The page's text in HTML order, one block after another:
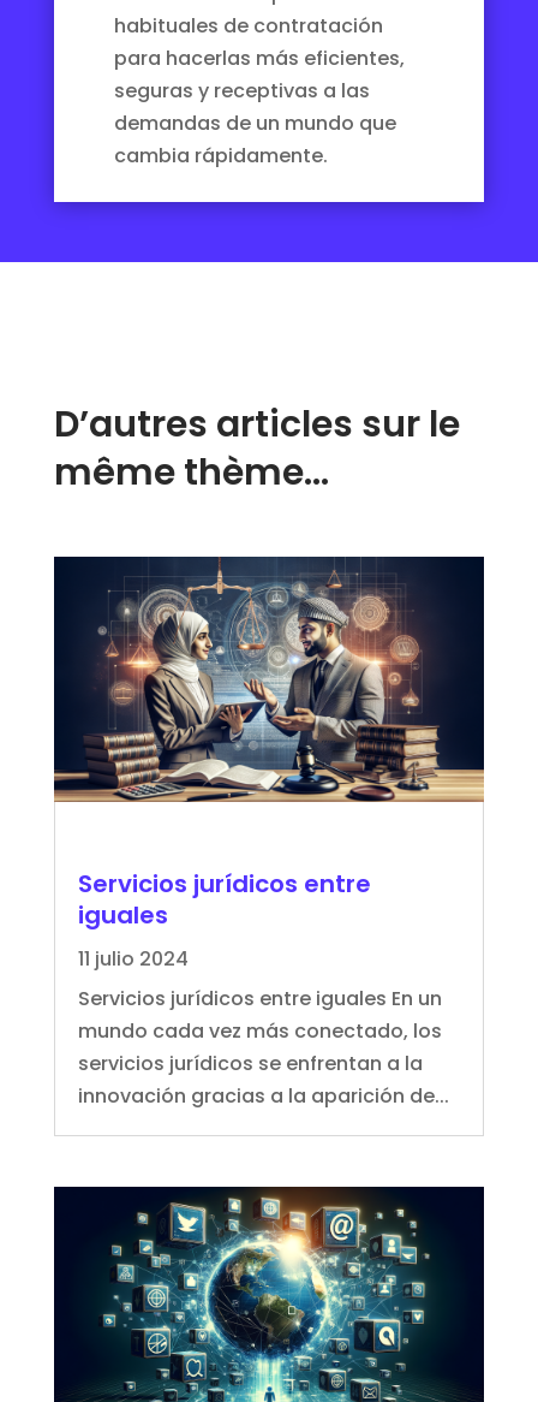
habituales de contratación
para hacerlas más eficientes,
seguras y receptivas a las
demandas de un mundo que
cambia rápidamente.
D’autres articles sur le
même thème…
Servicios jurídicos entre
iguales
11 julio 2024
Servicios jurídicos entre iguales En un
mundo cada vez más conectado, los
servicios jurídicos se enfrentan a la
innovación gracias a la aparición de...